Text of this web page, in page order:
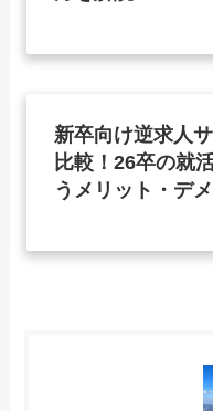
新卒向け逆求人
比較！26卒の就
うメリット・デ